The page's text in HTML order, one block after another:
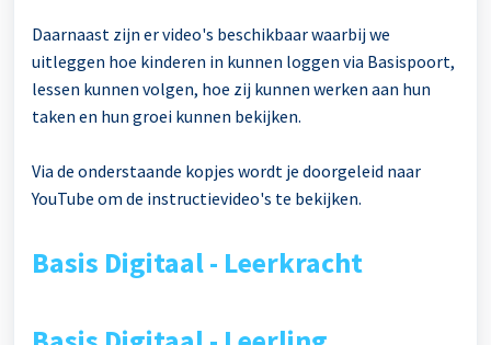
Daarnaast zijn er video's beschikbaar waarbij we
uitleggen hoe kinderen in kunnen loggen via Basispoort,
lessen kunnen volgen, hoe zij kunnen werken aan hun
taken en hun groei kunnen bekijken.
Via de onderstaande kopjes wordt je doorgeleid naar
YouTube om de instructievideo's te bekijken.
Basis Digitaal - Leerkracht